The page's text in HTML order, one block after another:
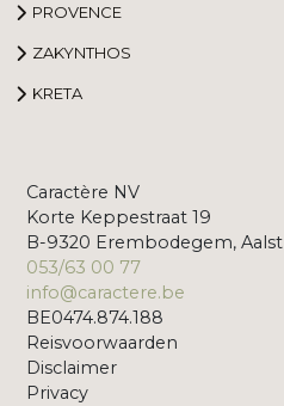
PROVENCE
ZAKYNTHOS
KRETA
Caractère NV
Korte Keppestraat 19
B-9320 Erembodegem, Aalst
053/63 00 77
info@caractere.be
BE0474.874.188
Reisvoorwaarden
Disclaimer
Privacy